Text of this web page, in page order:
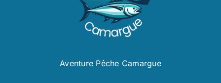
Aventure Pêche Camargue